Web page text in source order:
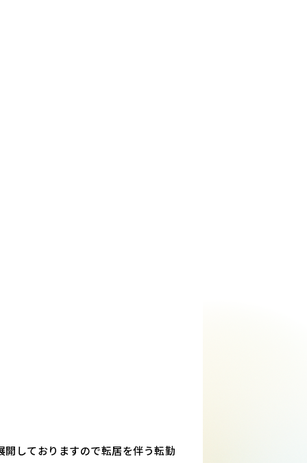
しておりますので転居を伴う転勤